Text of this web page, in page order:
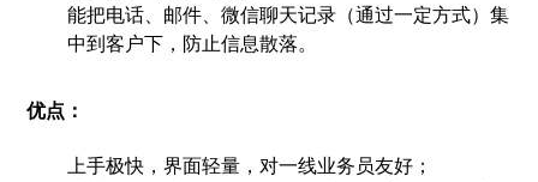
能把电话、邮件、微信聊天记录（通过一定方式）集
中到客户下，防止信息散落。
优点：
上手极快，界面轻量，对一线业务员友好；